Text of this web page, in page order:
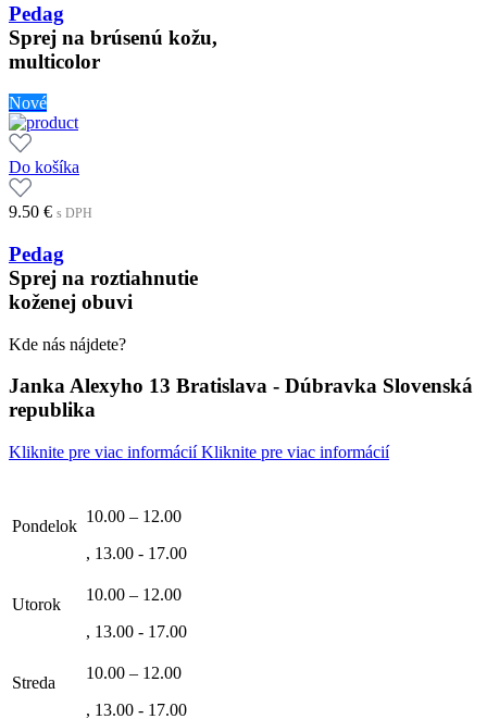
Pedag
Sprej na brúsenú kožu,
multicolor
Nové
Do košíka
9.50 € s DPH
Pedag
Sprej na roztiahnutie
koženej obuvi
Kde nás nájdete?
Janka Alexyho 13 Bratislava - Dúbravka Slovenská
republika
Kliknite pre viac informáciíKliknite pre viac informácií
Pondelok
10.00 – 12.00
, 13.00 - 17.00
Utorok
10.00 – 12.00
, 13.00 - 17.00
Streda
10.00 – 12.00
, 13.00 - 17.00